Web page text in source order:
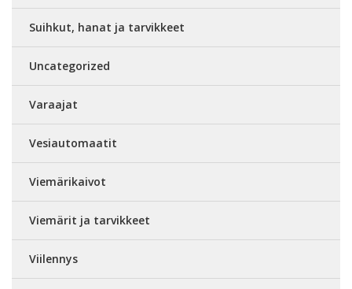
Suihkut, hanat ja tarvikkeet
Uncategorized
Varaajat
Vesiautomaatit
Viemärikaivot
Viemärit ja tarvikkeet
Viilennys